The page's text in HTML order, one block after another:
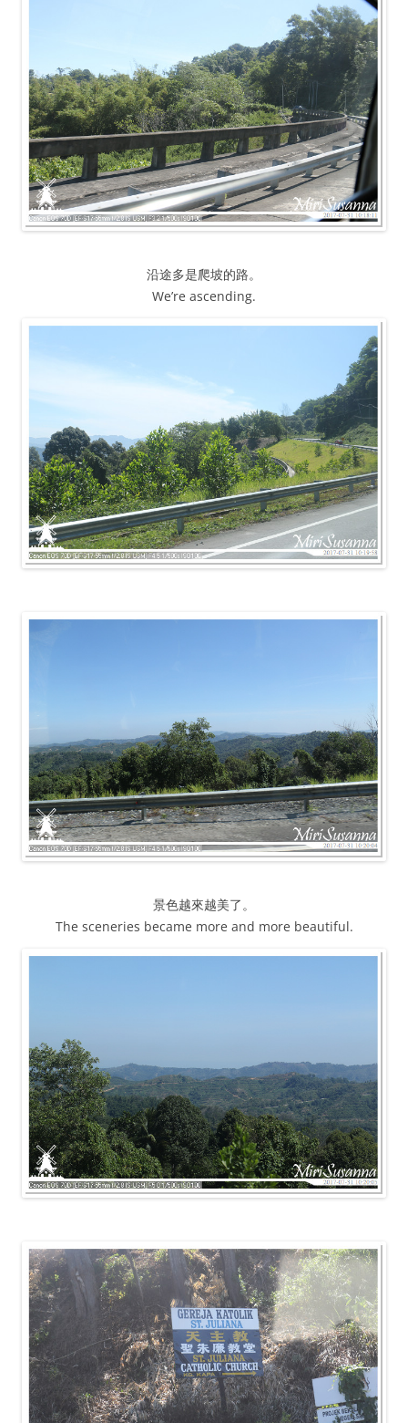
沿途多是爬坡的路。
We’re ascending.
景色越來越美了。
The sceneries became more and more beautiful.